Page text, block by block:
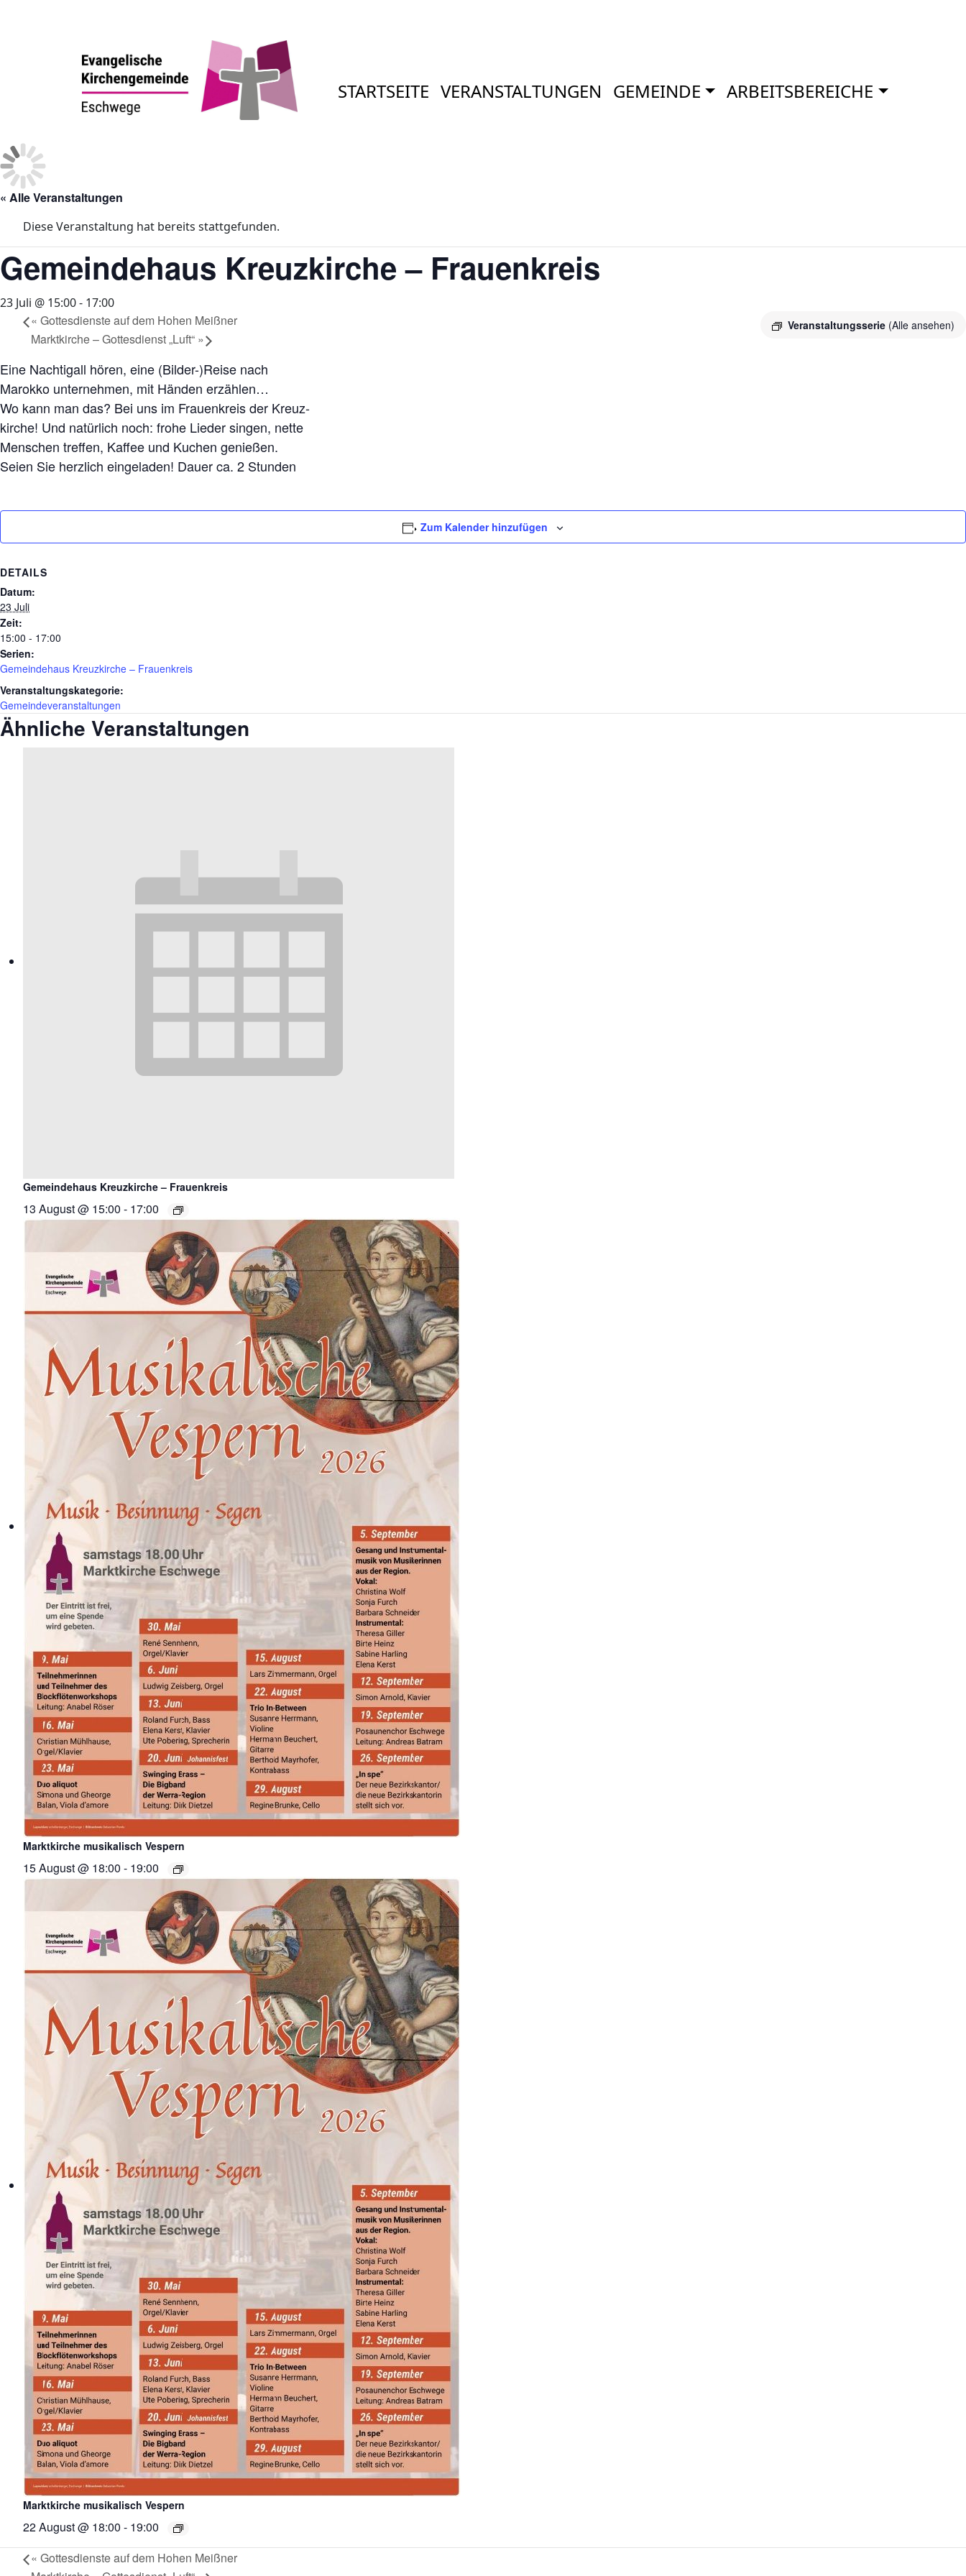
STARTSEITE VERANSTALTUNGEN GEMEINDE ARBEITSBEREICHE
« Alle Veranstaltungen
Diese Veranstaltung hat bereits stattgefunden.
Gemeindehaus Kreuzkirche – Frauenkreis
23 Juli @ 15:00- 17:00
Veranstaltungsserie (Alle ansehen)
« Gottesdienste auf dem Hohen Meißner
Marktkirche – Gottesdienst „Luft“ »
Eine Nachtigall hören, eine (Bilder-)Reise nach
Marokko unternehmen, mit Händen erzählen…
Wo kann man das? Bei uns im Frauenkreis der Kreuz-
kirche! Und natürlich noch: frohe Lieder singen, nette
Menschen treffen, Kaffee und Kuchen genießen.
Seien Sie herzlich eingeladen! Dauer ca. 2 Stunden
Zum Kalender hinzufügen
DETAILS
Datum:
23 Juli
Zeit:
15:00 - 17:00
Serien:
Gemeindehaus Kreuzkirche – Frauenkreis
Veranstaltungskategorie:
Gemeindeveranstaltungen
Ähnliche Veranstaltungen
Gemeindehaus Kreuzkirche – Frauenkreis
13 August @ 15:00 - 17:00
Marktkirche musikalisch Vespern
15 August @ 18:00 - 19:00
Marktkirche musikalisch Vespern
22 August @ 18:00 - 19:00
« Gottesdienste auf dem Hohen Meißner